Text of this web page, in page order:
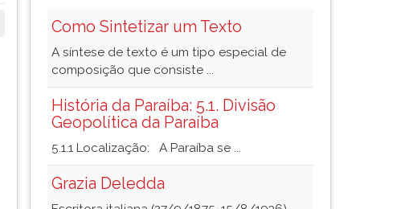
Como Sintetizar um Texto
A síntese de texto é um tipo especial de
composição que consiste ...
História da Paraíba: 5.1. Divisão
Geopolítica da Paraíba
5.1.1 Localização: A Paraíba se ...
Grazia Deledda